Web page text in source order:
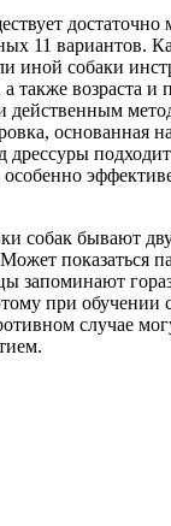
достаточно
11 вариантов.
иной собаки
а также возраста
основанная
дрессуры
особенно
собак бывают
показаться
запоминают
при обучении
случае